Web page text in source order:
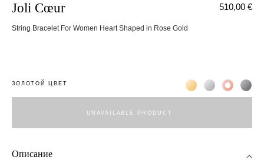
Joli Cœur
String Bracelet For Women Heart Shaped in Rose Gold
510,00 €
ЗОЛОТОЙ ЦВЕТ Жёлтое золото 18К
Белое золото
Розовое
UNAVAILABLE PRODUCT
Описание